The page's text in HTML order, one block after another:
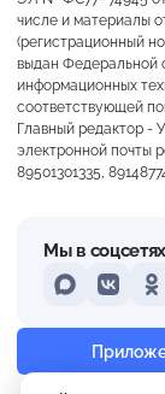
числе и материалы
(регистрационный
выдан Федеральной
информационных
соответствующей
Главный редактор -
электронной почты
89501301335,
Мы в соцсетях
MAX